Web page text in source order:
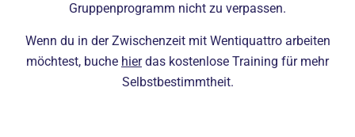
Gruppenprogramm nicht zu verpassen.
Wenn du in der Zwischenzeit mit Wentiquattro arbeiten
möchtest, buche hierdas kostenlose Training für mehr
Selbstbestimmtheit.